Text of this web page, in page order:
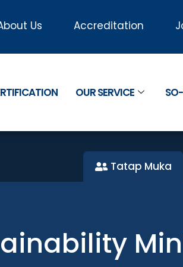
Us Accreditation
OUR SERVICE
Tatap Muka